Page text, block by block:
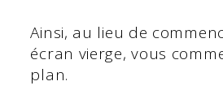
Ainsi, au lieu de
écran vierge, vous
plan.